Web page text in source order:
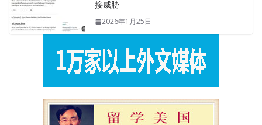
接威胁
2026年1月25日